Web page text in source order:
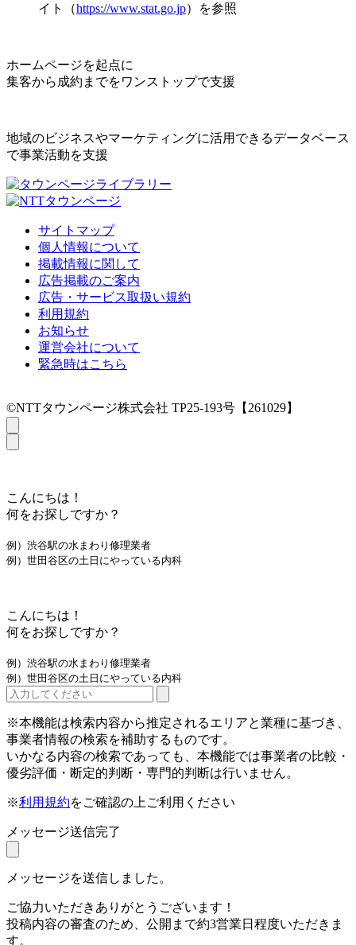
イト（https://www.stat.go.jp）を参照
ホームページを起点に
集客から成約までをワンストップで支援
地域のビジネスやマーケティングに活用できるデータベース
で事業活動を支援
サイトマップ
個人情報について
掲載情報に関して
広告掲載のご案内
広告・サービス取扱い規約
利用規約
お知らせ
運営会社について
緊急時はこちら
©NTTタウンページ株式会社 TP25-193号【261029】
こんにちは！
何をお探しですか？
例）渋谷駅の水まわり修理業者
例）世田谷区の土日にやっている内科
こんにちは！
何をお探しですか？
例）渋谷駅の水まわり修理業者
例）世田谷区の土日にやっている内科
※本機能は検索内容から推定されるエリアと業種に基づき、
事業者情報の検索を補助するものです。
いかなる内容の検索であっても、本機能では事業者の比較・
優劣評価・断定的判断・専門的判断は行いません。
※利用規約をご確認の上ご利用ください
メッセージ送信完了
メッセージを送信しました。
ご協力いただきありがとうございます！
投稿内容の審査のため、公開まで約3営業日程度いただきま
す。